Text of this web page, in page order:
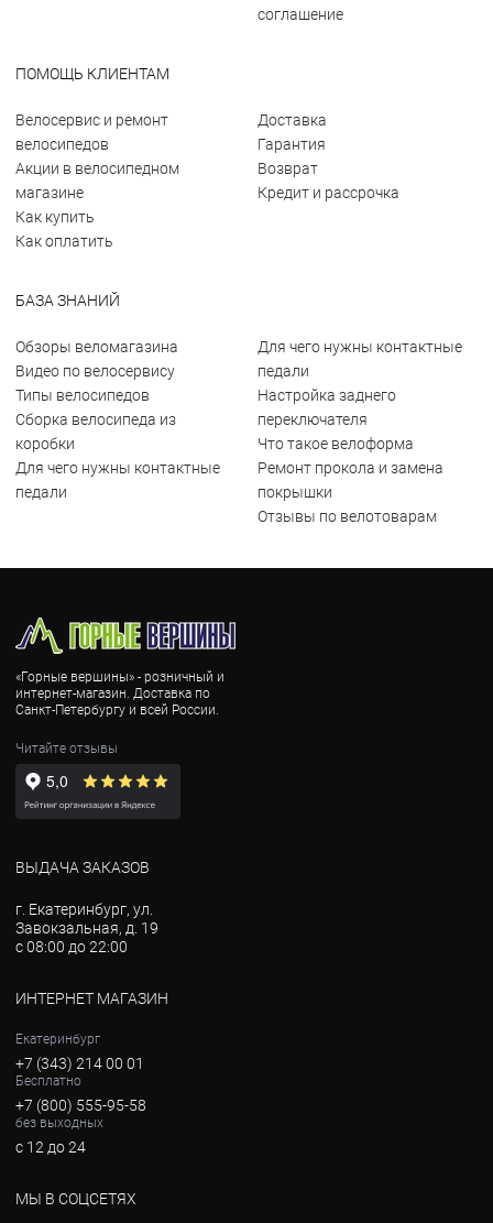
соглашение
ПОМОЩЬ КЛИЕНТАМ
Велосервис и ремонт
велосипедов
Акции в велосипедном
магазине
Как купить
Как оплатить
Доставка
Гарантия
Возврат
Кредит и рассрочка
БАЗА ЗНАНИЙ
Обзоры веломагазина
Видео по велосервису
Типы велосипедов
Сборка велосипеда из
коробки
Для чего нужны контактные
педали
Для чего нужны контактные
педали
Настройка заднего
переключателя
Что такое велоформа
Ремонт прокола и замена
покрышки
Отзывы по велотоварам
«Горные вершины» - розничный и
интернет-магазин. Доставка по
Санкт-Петербургу и всей России.
Читайте отзывы
ВЫДАЧА ЗАКАЗОВ
г. Екатеринбург, ул.
Завокзальная, д. 19
с 08:00 до 22:00
ИНТЕРНЕТ МАГАЗИН
Екатеринбург
+7 (343) 214 00 01
Бесплатно
+7 (800) 555-95-58
без выходных
с 12 до 24
МЫ В СОЦСЕТЯХ